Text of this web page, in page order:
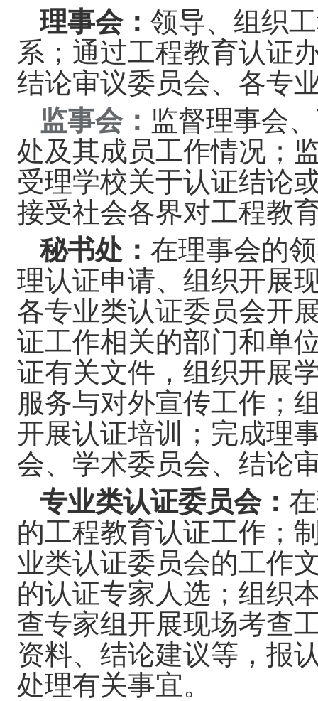
理事会： 领导、组织
系；通过工程教育认证
结论审议委员会、各专
监事会： 监督理事会
处及其成员工作情况；
受理学校关于认证结论
接受社会各界对工程教
秘书处： 在理事会的
理认证申请、组织开展
各专业类认证委员会开
证工作相关的部门和单
证有关文件，组织开展
服务与对外宣传工作；
开展认证培训；完成理
会、学术委员会、结论
专业类认证委员会：
的工程教育认证工作；
业类认证委员会的工作
的认证专家人选；组织
查专家组开展现场考查
资料、结论建议等，报
处理有关事宜。